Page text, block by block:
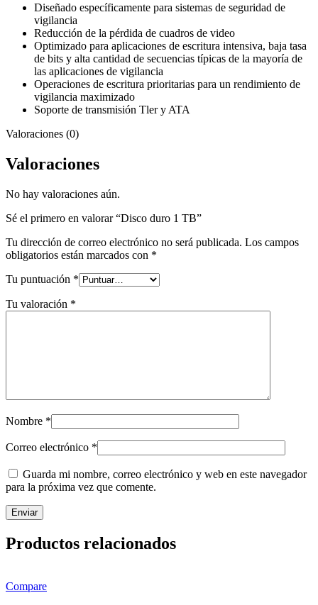
Diseñado específicamente para sistemas de seguridad de
vigilancia
Reducción de la pérdida de cuadros de video
Optimizado para aplicaciones de escritura intensiva, baja tasa
de bits y alta cantidad de secuencias típicas de la mayoría de
las aplicaciones de vigilancia
Operaciones de escritura prioritarias para un rendimiento de
vigilancia maximizado
Soporte de transmisión Tler y ATA
Valoraciones (0)
Valoraciones
No hay valoraciones aún.
Sé el primero en valorar “Disco duro 1 TB”
Tu dirección de correo electrónico no será publicada. Los campos
obligatorios están marcados con *
Tu puntuación *
Tu valoración *
Nombre *
Correo electrónico *
Guarda mi nombre, correo electrónico y web en este navegador
para la próxima vez que comente.
Productos relacionados
Compare